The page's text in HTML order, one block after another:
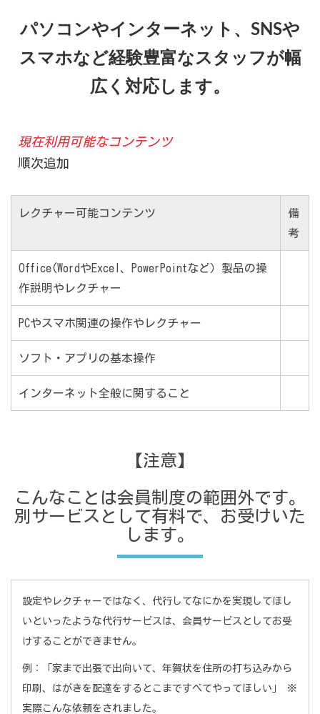
パソコンやインターネット、SNSや
スマホなど経験豊富なスタッフが幅
広く対応します。
現在利用可能なコンテンツ
順次追加
レクチャー可能コンテンツ
備
考
Office(WordやExcel、PowerPointなど）製品の操
作説明やレクチャー
PCやスマホ関連の操作やレクチャー
ソフト・アプリの基本操作
インターネット全般に関すること
【注意】
こんなことは会員制度の範囲外です。
別サービスとして有料で、お受けいた
します。
設定やレクチャーではなく、代行してなにかを実現してほし
いといったような代行サービスは、会員サービスとしてお受
けすることができません。
例：「家まで出張で出向いて、年賀状を住所の打ち込みから
印刷、はがきを配達をするとこまですべてやってほしい」 ※
実際こんな依頼をされました。